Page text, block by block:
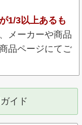
1/3以上あるも
メーカーや商品
品ページにてご
イド